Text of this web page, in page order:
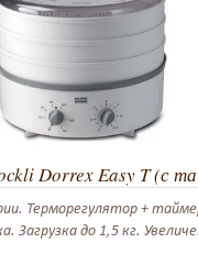
Dorrex Easy T (с
Терморегулятор +
Загрузка до 1,5 кг.